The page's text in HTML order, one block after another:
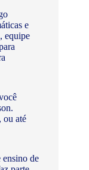
e
equipe
ou até
ensino de